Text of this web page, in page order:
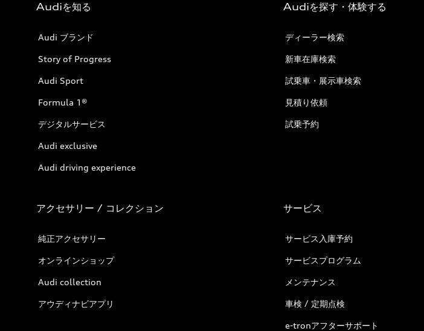
Audiを知る
Audi ブランド
Story of Progress
Audi Sport
Formula 1®
デジタルサービス
Audi exclusive
Audi driving experience
Audiを探す・体験する
ディーラー検索
新車在庫検索
試乗車・展示車検索
見積り依頼
試乗予約
アクセサリー / コレクション
純正アクセサリー
オンラインショップ
Audi collection
アウディナビアプリ
サービス
サービス入庫予約
サービスプログラム
メンテナンス
車検 / 定期点検
e-tronアフターサポート